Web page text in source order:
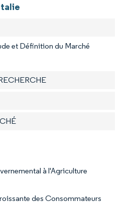
et Définition du Marché
à l'Agriculture
des Consommateurs